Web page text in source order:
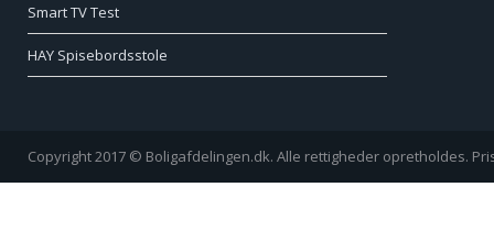
Smart TV Test
HAY Spisebordsstole
Copyright 2017 © Boligafdelingen.dk. Alle rettigheder opretholdes.